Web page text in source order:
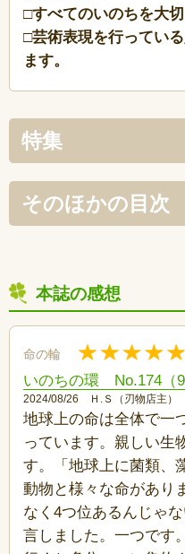
□すべてのいのちを大
□芸術表現を行ってい
ます。
特集
そのほかの目次
本誌の感想
命の輪
いのちの環 No.174（9
2024/08/26 Ｈ.Ｓ（刃物店主）
地球上の命は全体で一
っています。親しい生
す。「地球上に菌類、
動物と様々な命があり
なく4つ位あるんじゃ
言しました。一つです